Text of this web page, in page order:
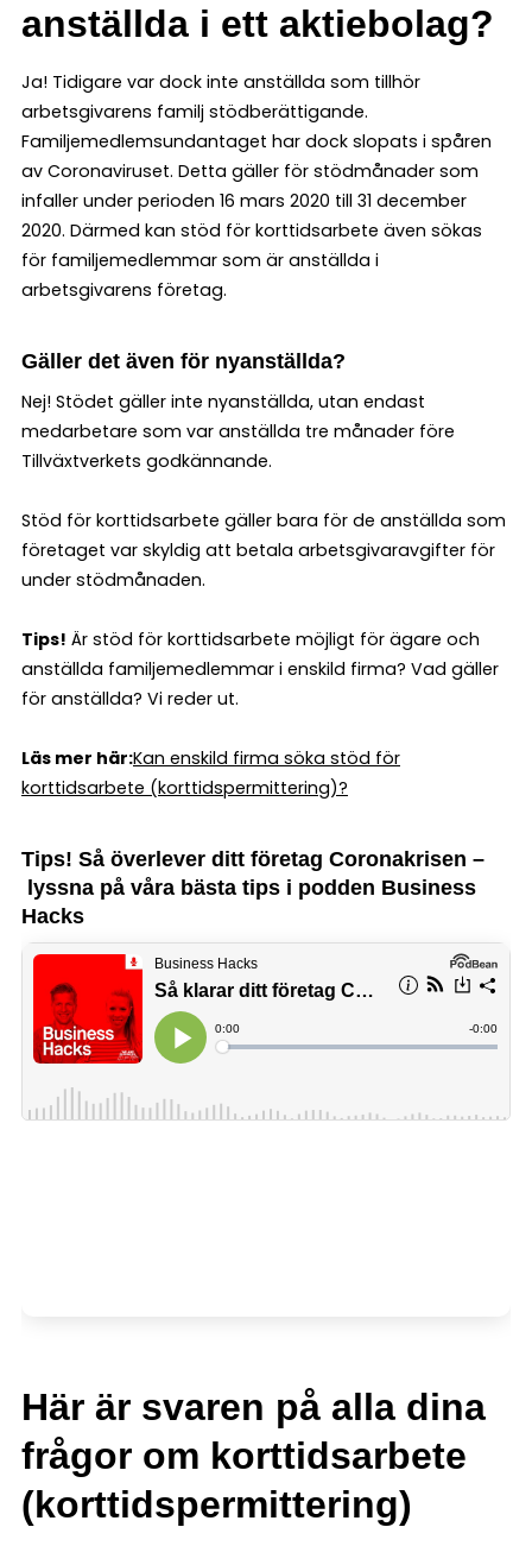
anställda i ett aktiebolag?
Ja! Tidigare var dock inte anställda som tillhör
arbetsgivarens familj stödberättigande.
Familjemedlemsundantaget har dock slopats i spåren
av Coronaviruset. Detta gäller för stödmånader som
infaller under perioden 16 mars 2020 till 31 december
2020. Därmed kan stöd för korttidsarbete även sökas
för familjemedlemmar som är anställda i
arbetsgivarens företag.
Gäller det även för nyanställda?
Nej! Stödet gäller inte nyanställda, utan endast
medarbetare som var anställda tre månader före
Tillväxtverkets godkännande.
Stöd för korttidsarbete gäller bara för de anställda som
företaget var skyldig att betala arbetsgivaravgifter för
under stödmånaden.
Tips! Är stöd för korttidsarbete möjligt för ägare och
anställda familjemedlemmar i enskild firma? Vad gäller
för anställda? Vi reder ut.
Läs mer här:Kan enskild firma söka stöd för
korttidsarbete (korttidspermittering)?
Tips! Så överlever ditt företag Coronakrisen –
lyssna på våra bästa tips i podden Business
Hacks
Här är svaren på alla dina
frågor om korttidsarbete
(korttidspermittering)